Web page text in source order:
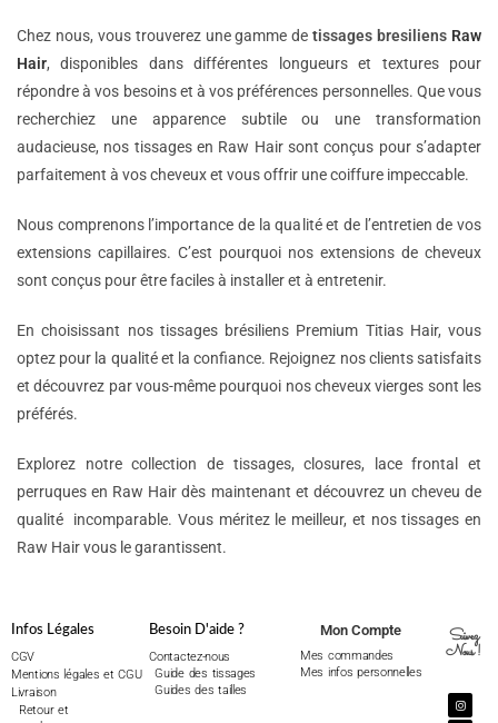
Chez nous, vous trouverez une gamme detissages bresiliens Raw
Hair, disponibles dans différentes longueurs et textures pour
répondre à vos besoins et à vos préférences personnelles. Que vous
recherchiez une apparence subtile ou une transformation
audacieuse, nos tissages en Raw Hair sont conçus pour s’adapter
parfaitement à vos cheveux et vous offrir une coiffure impeccable.
Nous comprenons l’importance de la qualité et de l’entretien de vos
extensions capillaires. C’est pourquoi nos extensions de cheveux
sont conçus pour être faciles à installer et à entretenir.
En choisissant nos tissages brésiliens Premium Titias Hair, vous
optez pour la qualité et la confiance. Rejoignez nos clients satisfaits
et découvrez par vous-même pourquoi nos cheveux vierges sont les
préférés.
Explorez notre collection de tissages, closures, lace frontal et
perruques en Raw Hair dès maintenant et découvrez un cheveu de
qualité incomparable. Vous méritez le meilleur, et nos tissages en
Raw Hair vous le garantissent.
Infos Légales
CGV
Mentions légales et CGU
Livraison
Retour et
Besoin D'aide ?
Contactez-nous
Guide des tissages
Guides des tailles
Mon Compte
Mes commandes
Mes infos personnelles
Suivez
Nous !